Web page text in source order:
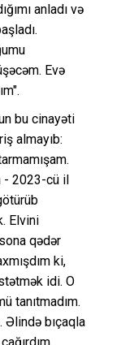
anladı və
Evə
bu cinayəti
almayıb:
- 2023-cü il
Elvini
qədər
ki,
idi. O
tanıtmadım.
Əlində bıçaqla